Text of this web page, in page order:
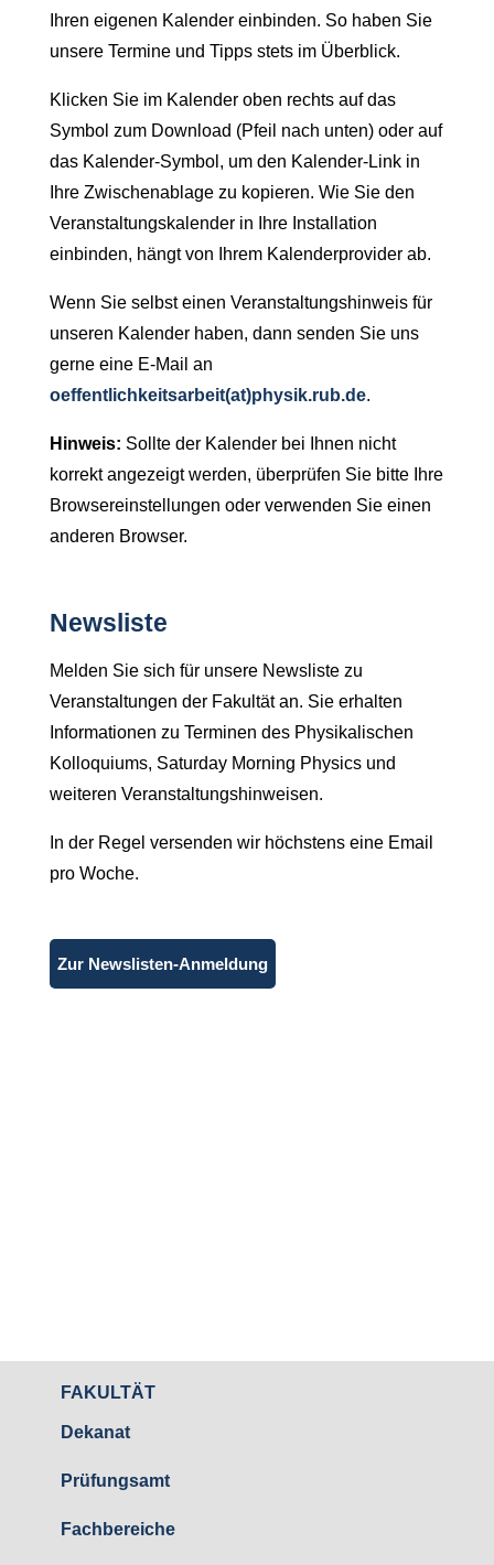
Ihren eigenen Kalender einbinden. So haben Sie
unsere Termine und Tipps stets im Überblick.
Klicken Sie im Kalender oben rechts auf das
Symbol zum Download (Pfeil nach unten) oder auf
das Kalender-Symbol, um den Kalender-Link in
Ihre Zwischenablage zu kopieren. Wie Sie den
Veranstaltungskalender in Ihre Installation
einbinden, hängt von Ihrem Kalenderprovider ab.
Wenn Sie selbst einen Veranstaltungshinweis für
unseren Kalender haben, dann senden Sie uns
gerne eine E-Mail an
oeffentlichkeitsarbeit(at)physik.rub.de.
Hinweis: Sollte der Kalender bei Ihnen nicht
korrekt angezeigt werden, überprüfen Sie bitte Ihre
Browsereinstellungen oder verwenden Sie einen
anderen Browser.
Newsliste
Melden Sie sich für unsere Newsliste zu
Veranstaltungen der Fakultät an. Sie erhalten
Informationen zu Terminen des Physikalischen
Kolloquiums, Saturday Morning Physics und
weiteren Veranstaltungshinweisen.
In der Regel versenden wir höchstens eine Email
pro Woche.
Zur Newslisten-Anmeldung
FAKULTÄT
Dekanat
Prüfungsamt
Fachbereiche